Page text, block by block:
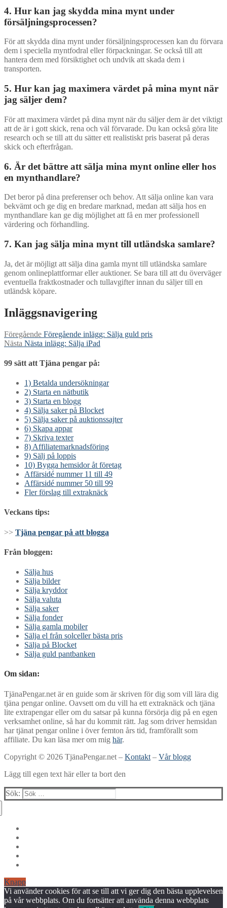
4. Hur kan jag skydda mina mynt under
försäljningsprocessen?
För att skydda dina mynt under försäljningsprocessen kan du förvara
dem i speciella myntfodral eller förpackningar. Se också till att
hantera dem med försiktighet och undvik att skada dem i
transporten.
5. Hur kan jag maximera värdet på mina mynt när
jag säljer dem?
För att maximera värdet på dina mynt när du säljer dem är det viktigt
att de är i gott skick, rena och väl förvarade. Du kan också göra lite
research och se till att du sätter ett realistiskt pris baserat på deras
skick och efterfrågan.
6. Är det bättre att sälja mina mynt online eller hos
en mynthandlare?
Det beror på dina preferenser och behov. Att sälja online kan vara
bekvämt och ge dig en bredare marknad, medan att sälja hos en
mynthandlare kan ge dig möjlighet att få en mer professionell
värdering och förhandling.
7. Kan jag sälja mina mynt till utländska samlare?
Ja, det är möjligt att sälja dina gamla mynt till utländska samlare
genom onlineplattformar eller auktioner. Se bara till att du överväger
eventuella fraktkostnader och tullavgifter innan du säljer till en
utländsk köpare.
Inläggsnavigering
Föregående Föregående inlägg: Sälja guld pris
Nästa Nästa inlägg: Sälja iPad
99 sätt att Tjäna pengar på:
1) Betalda undersökningar
2) Starta en nätbutik
3) Starta en blogg
4) Sälja saker på Blocket
5) Sälja saker på auktionssajter
6) Skapa appar
7) Skriva texter
8) Affiliatemarknadsföring
9) Sälj på loppis
10) Bygga hemsidor åt företag
Affärsidé nummer 11 till 49
Affärsidé nummer 50 till 99
Fler förslag till extraknäck
Veckans tips:
>> Tjäna pengar på att blogga
Från bloggen:
Sälja hus
Sälja bilder
Sälja kryddor
Sälja valuta
Sälja saker
Sälja fonder
Sälja gamla mobiler
Sälja el från solceller bästa pris
Sälja på Blocket
Sälja guld pantbanken
Om sidan:
TjänaPengar.net är en guide som är skriven för dig som vill lära dig
tjäna pengar online. Oavsett om du vill ha ett extraknäck och tjäna
lite extrapengar eller om du satsar på kunna försörja dig på en egen
verksamhet online, så har du kommit rätt. Jag som driver hemsidan
har tjänat pengar online i över femton års tid, framförallt som
affiliate. Du kan läsa mer om mig här.
Copyright © 2026 TjänaPengar.net – Kontakt – Vår blogg
Lägg till egen text här eller ta bort den
Sök:
Knapp
Vi använder cookies för att se till att vi ger dig den bästa upplevelsen
på vår webbplats. Om du fortsätter att använda denna webbplats